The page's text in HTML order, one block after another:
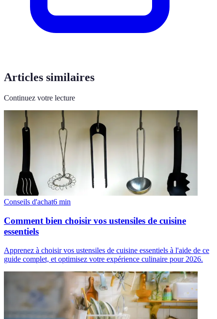
Articles similaires
Continuez votre lecture
Conseils d'achat6 min
Comment bien choisir vos ustensiles de cuisine
essentiels
Apprenez à choisir vos ustensiles de cuisine essentiels à l'aide de ce
guide complet, et optimisez votre expérience culinaire pour 2026.